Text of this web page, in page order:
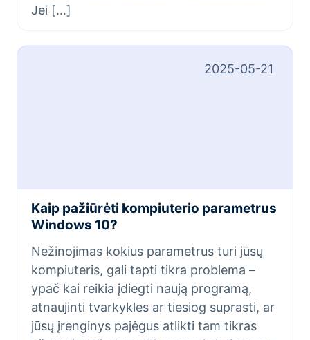
Jei […]
2025-05-21
Kaip pažiūrėti kompiuterio parametrus
Windows 10?
Nežinojimas kokius parametrus turi jūsų
kompiuteris, gali tapti tikra problema –
ypač kai reikia įdiegti naują programą,
atnaujinti tvarkykles ar tiesiog suprasti, ar
jūsų įrenginys pajėgus atlikti tam tikras